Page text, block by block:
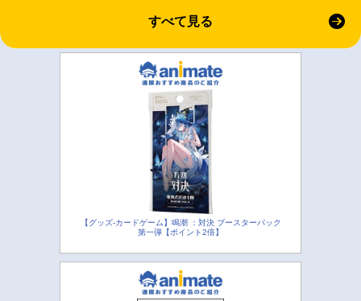
すべて見る
【グッズ-カードゲーム】鳴潮 ：対決 ブースターパック
第一弾【ポイント2倍】